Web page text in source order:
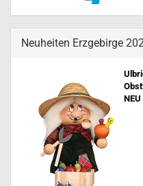
Neuheiten Erzgebirge